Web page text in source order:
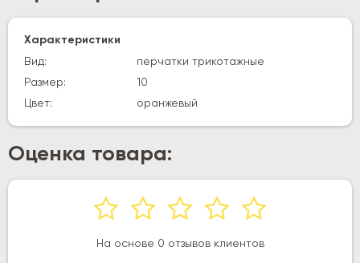
Характеристики
Вид:
перчатки трикотажные
Размер:
10
Цвет:
оранжевый
Оценка товара:
На основе 0 отзывов клиентов